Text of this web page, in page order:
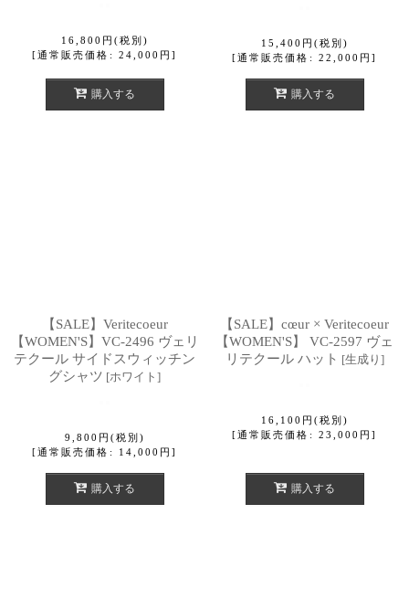
16,800 円 (税別)
[通常販売価格 : 24,000 円 ]
購入する
15,400 円 (税別)
[通常販売価格 : 22,000 円 ]
購入する
【SALE】Veritecoeur
【WOMEN'S】VC-2496 ヴェリ
テクール サイドスウィッチン
グシャツ [ホワイト ]
9,800 円 (税別)
[通常販売価格 : 14,000 円 ]
購入する
【SALE】cœur × Veritecoeur
【WOMEN'S】 VC-2597 ヴェ
リテクール ハット [生成り ]
16,100 円 (税別)
[通常販売価格 : 23,000 円 ]
購入する